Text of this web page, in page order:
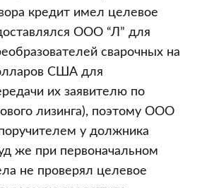
кредит имел целевое
ООО “Л” для
сварочных на
США для
их заявителю по
лизинга), поэтому ООО
у должника
же при первоначальном
не проверял целевое